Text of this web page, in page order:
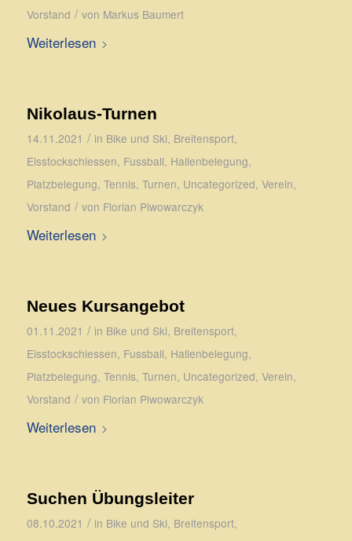
Vorstand / von Markus Baumert
Weiterlesen
Nikolaus-Turnen
14.11.2021 / in Bike und Ski, Breitensport,
Eisstockschiessen, Fussball, Hallenbelegung,
Platzbelegung, Tennis, Turnen, Uncategorized, Verein,
Vorstand / von Florian Piwowarczyk
Weiterlesen
Neues Kursangebot
01.11.2021 / in Bike und Ski, Breitensport,
Eisstockschiessen, Fussball, Hallenbelegung,
Platzbelegung, Tennis, Turnen, Uncategorized, Verein,
Vorstand / von Florian Piwowarczyk
Weiterlesen
Suchen Übungsleiter
08.10.2021 / in Bike und Ski, Breitensport,